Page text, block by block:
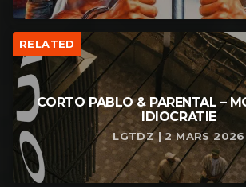
RELATED
CORTO PABLO & PARENTAL –
IDIOCRATIE
LGTDZ | 2 MARS 2026